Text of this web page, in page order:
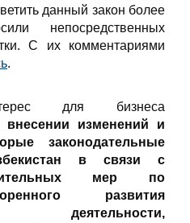
данный закон более
непосредственных
С их комментариями
.
для бизнеса
внесении изменений и
законодательные
в связи с
мер по
развития
деятельности,